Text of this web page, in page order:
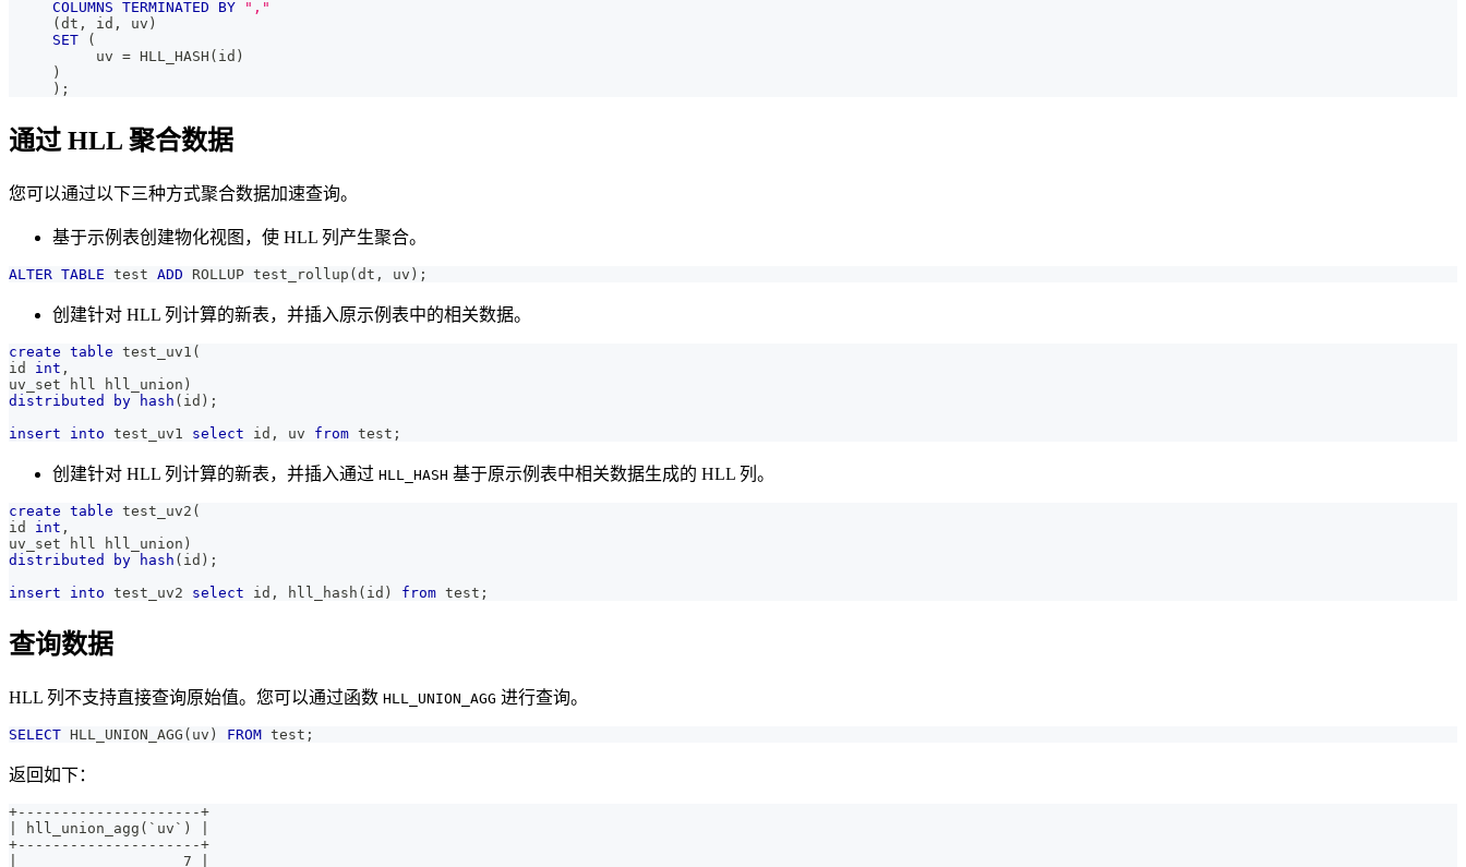
COLUMNS TERMINATED BY
","
( dt , id , uv )
SET
(
          uv
= HLL_HASH ( id )
)
) ;
通过 HLL 聚合数据
您可以通过以下三种方式聚合数据加速查询。
基于示例表创建物化视图，使 HLL 列产生聚合。
ALTER TABLE test ADD ROLLUP test_rollup ( dt , uv ) ;
创建针对 HLL 列计算的新表，并插入原示例表中的相关数据。
create table test_uv1 (
id int ,
uv_set hll hll_union )
distributed
by hash ( id ) ;
insert
into test_uv1 select id , uv from test ;
创建针对 HLL 列计算的新表，并插入通过 HLL_HASH 基于原示例表中相关数据生成的 HLL 列。
create table test_uv2 (
id int ,
uv_set hll hll_union )
distributed
by hash ( id ) ;
insert
into test_uv2 select id , hll_hash ( id ) from test ;
查询数据
HLL 列不支持直接查询原始值。您可以通过函数 HLL_UNION_AGG 进行查询。
SELECT HLL_UNION_AGG ( uv ) FROM test ;
返回如下：
+---------------------+
| hll_union_agg(`uv`) |
+---------------------+
|                   7 |